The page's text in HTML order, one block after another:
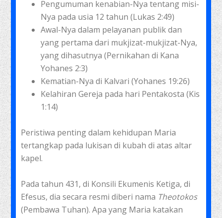
Pengumuman kenabian-Nya tentang misi-
Nya pada usia 12 tahun (Lukas 2:49)
Awal-Nya dalam pelayanan publik dan
yang pertama dari mukjizat-mukjizat-Nya,
yang dihasutnya (Pernikahan di Kana
Yohanes 2:3)
Kematian-Nya di Kalvari (Yohanes 19:26)
Kelahiran Gereja pada hari Pentakosta (Kis
1:14)
Peristiwa penting dalam kehidupan Maria
tertangkap pada lukisan di kubah di atas altar
kapel.
Pada tahun 431, di Konsili Ekumenis Ketiga, di
Efesus, dia secara resmi diberi nama Theotokos
(Pembawa Tuhan). Apa yang Maria katakan